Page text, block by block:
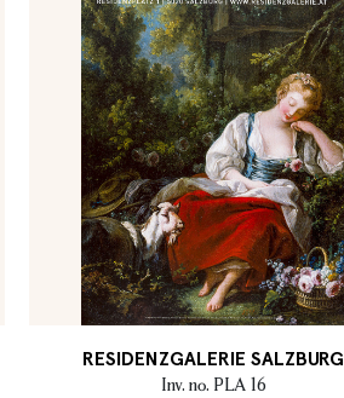
RESIDENZGALERIE SALZBURG
Inv. no. PLA 16